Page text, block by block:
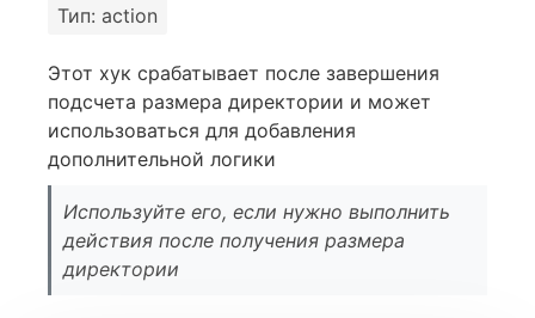
Тип: action
Этот хук срабатывает после завершения
подсчета размера директории и может
использоваться для добавления
дополнительной логики
Используйте его, если нужно выполнить
действия после получения размера
директории